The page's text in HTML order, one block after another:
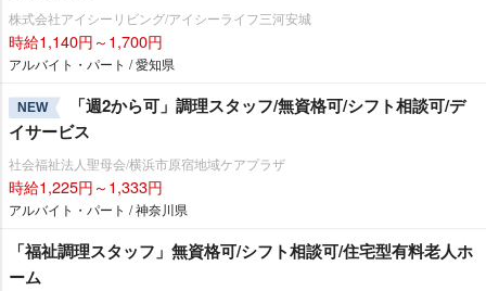
株式会社アイシーリビング/アイシーライフ三河安城
時給1,140円～1,700円
アルバイト・パート / 愛知県
NEW
「週2から可」調理スタッフ/無資格可/シフト相談可/デ
イサービス
社会福祉法人聖母会/横浜市原宿地域ケアプラザ
時給1,225円～1,333円
アルバイト・パート / 神奈川県
「福祉調理スタッフ」無資格可/シフト相談可/住宅型有料老人ホ
ーム